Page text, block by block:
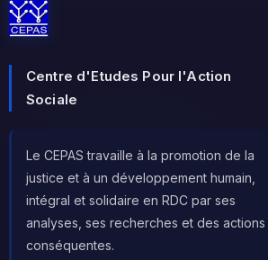
Centre d'Etudes Pour l'Action
Sociale
Le CEPAS travaille à la promotion de la
justice et à un développement humain,
intégral et solidaire en RDC par ses
analyses, ses recherches et des actions
conséquentes.